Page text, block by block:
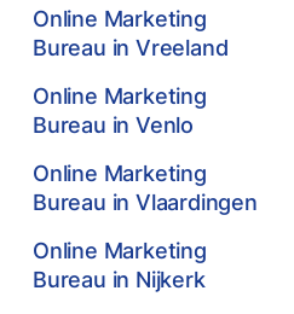
Online Marketing
Bureau in Vreeland
Online Marketing
Bureau in Venlo
Online Marketing
Bureau in Vlaardingen
Online Marketing
Bureau in Nijkerk